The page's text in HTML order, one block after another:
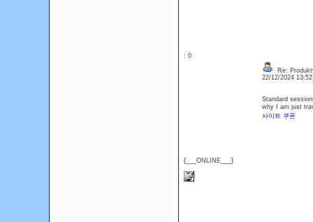
: 0
{___ONLINE___}
Re:
22/12/2024
Standard
why I am just
사이트 쿠폰